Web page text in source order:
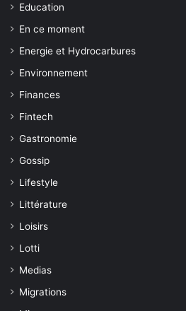
Education
En ce moment
Energie et Hydrocarbures
Environnement
Finances
Fintech
Gastronomie
Gossip
Lifestyle
Littérature
Loisirs
Lotti
Medias
Migrations